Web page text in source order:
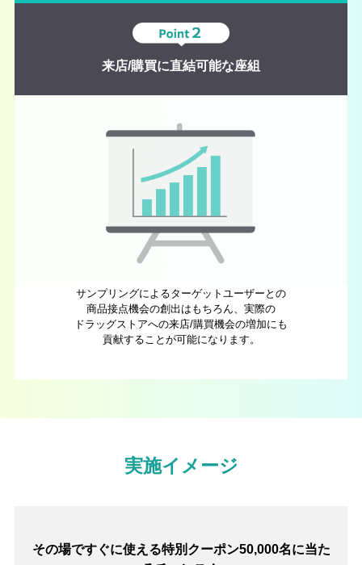
来店/購買に直結可能な座組
サンプリングによるターゲットユーザーとの
商品接点機会の創出はもちろん、実際の
ドラッグストアへの来店/購買機会の増加にも
貢献することが可能になります。
実施イメージ
その場ですぐに使える特別クーポン50,000名に当た